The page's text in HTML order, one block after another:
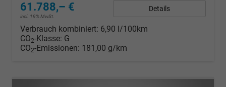
61.788,– €
incl. 19% MwSt.
Details
Verbrauch kombiniert: 6,90 l/100km
CO2-Klasse: G
CO2-Emissionen: 181,00 g/km